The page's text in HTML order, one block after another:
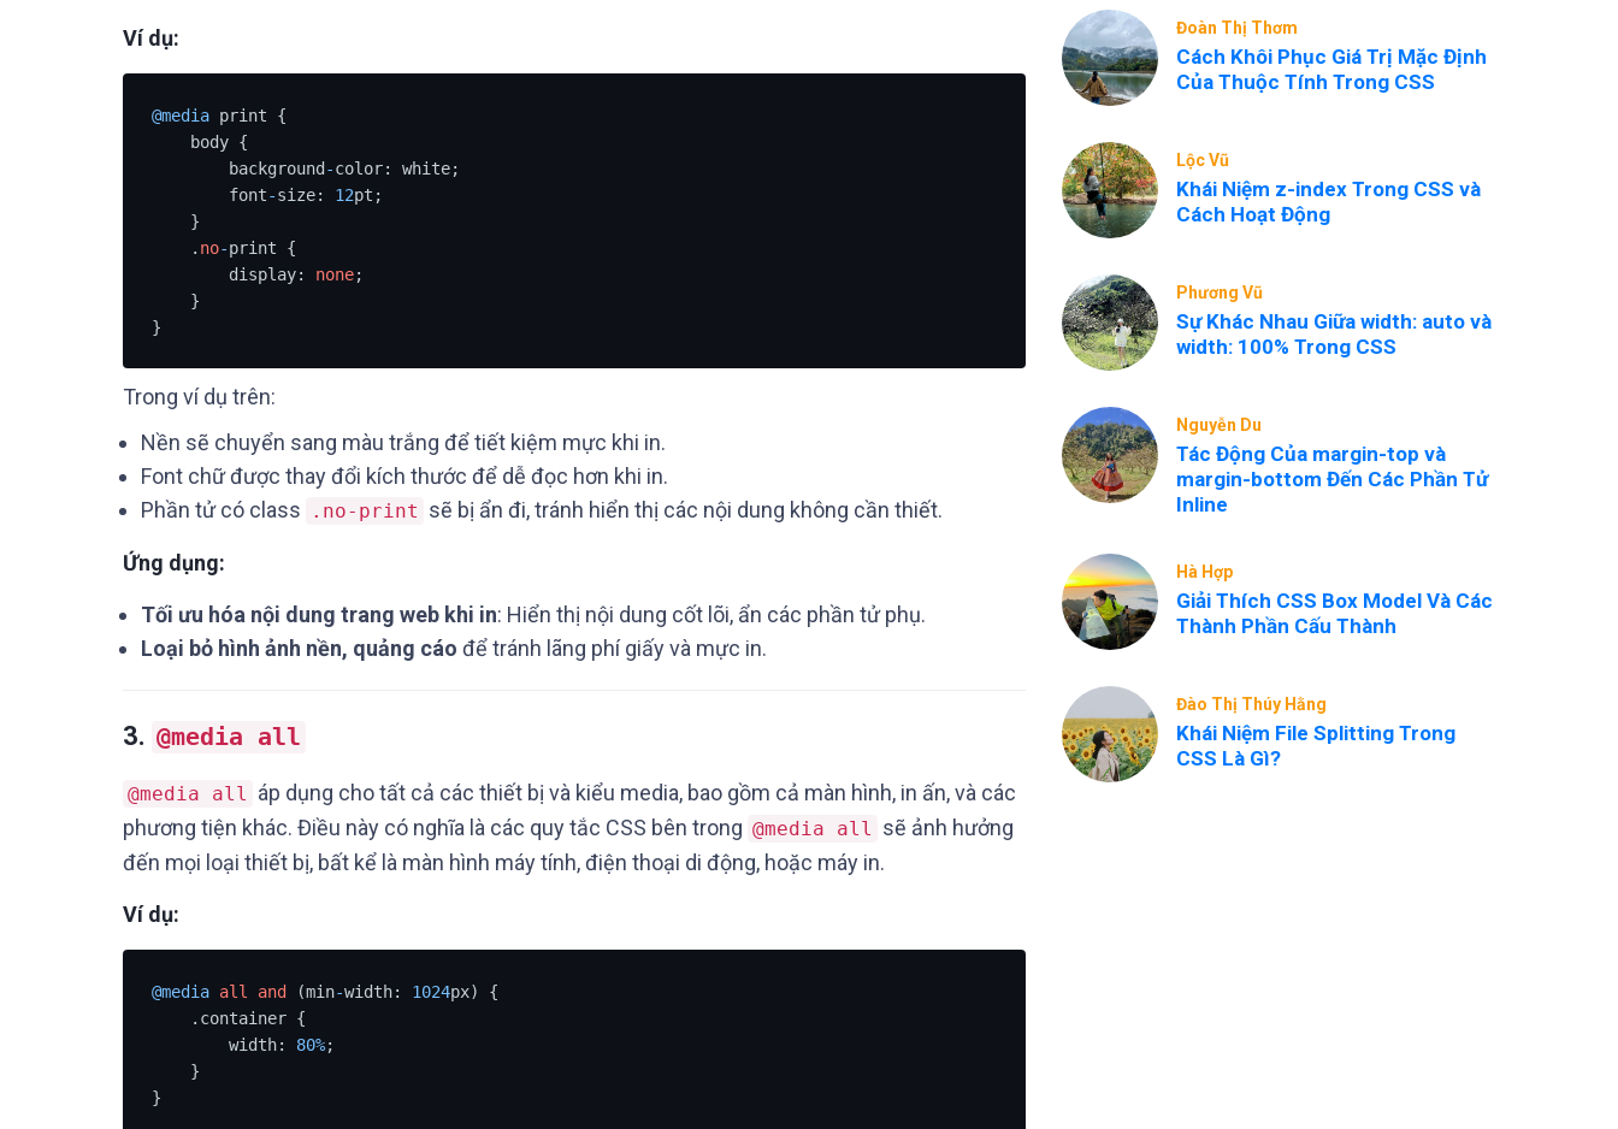
Ví dụ:
@media print {
        background
-color: white;
        font
-size: 12pt;
    .
no-print {
        display:
none;
}
Trong ví dụ trên:
Nền sẽ chuyển sang màu trắng để tiết kiệm mực khi in.
Font chữ được thay đổi kích thước để dễ đọc hơn khi in.
Phần tử có class
.no-print sẽ bị ẩn đi, tránh hiển thị các nội dung không cần thiết.
Ứng dụng:
Tối ưu hóa nội dung trang web khi in: Hiển thị nội dung cốt lõi, ẩn các phần tử phụ.
Loại bỏ hình ảnh nền, quảng cáo để tránh lãng phí giấy và mực in.
3. @media all
@media all áp dụng cho tất cả các thiết bị và kiểu media, bao gồm cả màn hình, in ấn, và các
phương tiện khác. Điều này có nghĩa là các quy tắc CSS bên trong @media all sẽ ảnh hưởng
đến mọi loại thiết bị, bất kể là màn hình máy tính, điện thoại di động, hoặc máy in.
Ví dụ:
@media all and (min-width: 1024px) {
        width:
80%;
}
Đoàn Thị Thơm
Cách Khôi Phục Giá Trị Mặc Định
Của Thuộc Tính Trong CSS
Lộc Vũ
Khái Niệm z-index Trong CSS và
Cách Hoạt Động
Phương Vũ
Sự Khác Nhau Giữa width: auto và
width: 100% Trong CSS
Nguyễn Du
Tác Động Của margin-top và
margin-bottom Đến Các Phần Tử
Inline
Hà Hợp
Giải Thích CSS Box Model Và Các
Thành Phần Cấu Thành
Đào Thị Thúy Hằng
Khái Niệm File Splitting Trong
CSS Là Gì?